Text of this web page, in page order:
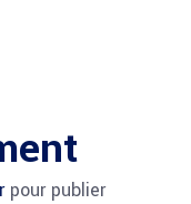
pour publier